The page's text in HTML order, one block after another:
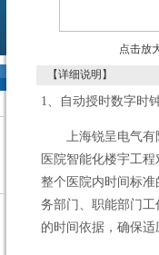
点击放
【详细说明】
1、自动授时数字时
上海锐呈电气
医院智能化楼宇工
整个医院内时间标
务部门、职能部门
的时间依据，确保